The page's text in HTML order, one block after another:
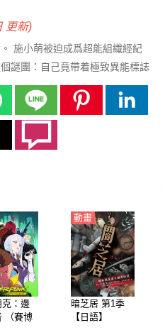
更新)
施小萌被迫成爲超能組織經紀
謎團：自己竟帶着極致異能標誌
謎團，還是按照幕後劇本走向悲
朔迷離......
克：邊
（賽博
暗芝居 第1季
【日語】
動畫